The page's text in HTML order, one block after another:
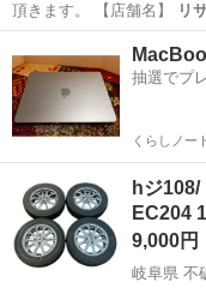
頂きます。 【店舗名】
リ
羽島市 不破
抽選でプ
くらしノート
hジ
EC204
9,000円
岐阜県 不